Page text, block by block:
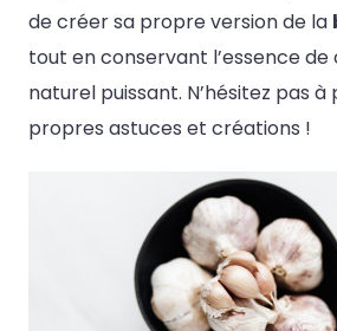
de créer sa propre version de la
tout en conservant l’essence
naturel puissant. N’hésitez pas
propres astuces et créations !